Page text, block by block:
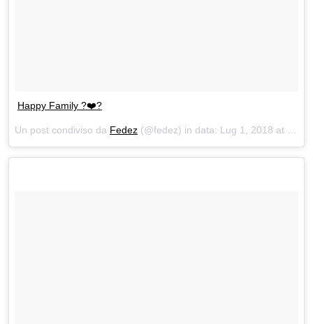
Happy Family ?❤️?
Un post condiviso da Fedez (@fedez) in data: Lug 1, 2018 at 8:07 PDT